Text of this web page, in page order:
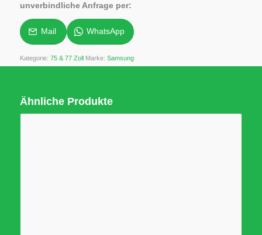
unverbindliche Anfrage per:
Mail WhatsApp
Kategorie: 75 & 77 Zoll Marke: Samsung
Ähnliche Produkte